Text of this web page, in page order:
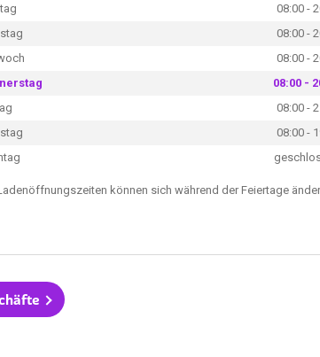
08:00 -
08:00 -
08:00 -
08:00 -
08:00 -
08:00 -
können sich während der Feiertage